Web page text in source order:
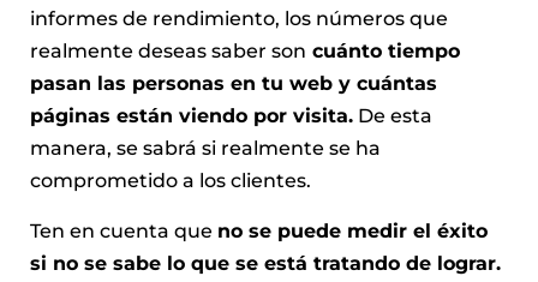
informes de rendimiento, los números que
realmente deseas saber son cuánto tiempo
pasan las personas en tu web y cuántas
páginas están viendo por visita. De esta
manera, se sabrá si realmente se ha
comprometido a los clientes.
Ten en cuenta que no se puede medir el éxito
si no se sabe lo que se está tratando de lograr.